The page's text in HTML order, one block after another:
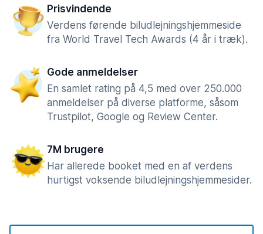
Prisvindende
Verdens førende biludlejningshjemmeside
fra World Travel Tech Awards (4 år i træk).
Gode anmeldelser
En samlet rating på 4,5 med over 250.000
anmeldelser på diverse platforme, såsom
Trustpilot, Google og Review Center.
7M brugere
Har allerede booket med en af verdens
hurtigst voksende biludlejningshjemmesider.